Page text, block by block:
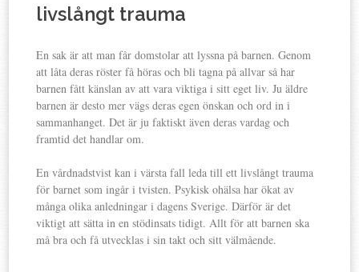
livslångt trauma
En sak är att man får domstolar att lyssna på barnen. Genom
att låta deras röster få höras och bli tagna på allvar så har
barnen fått känslan av att vara viktiga i sitt eget liv. Ju äldre
barnen är desto mer vägs deras egen önskan och ord in i
sammanhanget. Det är ju faktiskt även deras vardag och
framtid det handlar om.
En vårdnadstvist kan i värsta fall leda till ett livslångt trauma
för barnet som ingår i tvisten. Psykisk ohälsa har ökat av
många olika anledningar i dagens Sverige. Därför är det
viktigt att sätta in en stödinsats tidigt. Allt för att barnen ska
må bra och få utvecklas i sin takt och sitt välmående.